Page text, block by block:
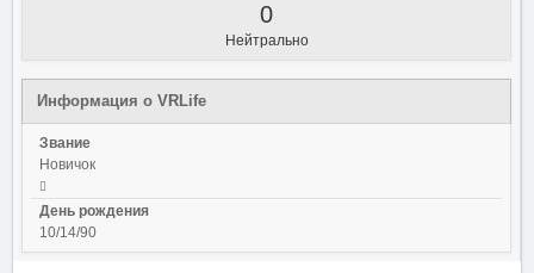
0
Нейтрально
Информация о VRLife
Звание
Новичок
День рождения
10/14/90